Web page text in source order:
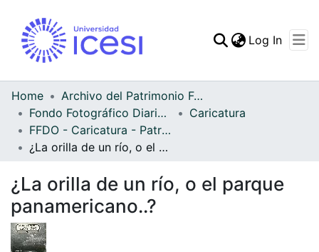
Statistics
Log In
Home
Archivo del Patrimonio Fotográfico y Fílmico del Valle del Cauca
Fondo Fotográfico Diario Occidente
Caricatura
FFDO - Caricatura - Patrimonial
¿La orilla de un río, o el parque panamericano..?
¿La orilla de un río, o el parque
panamericano..?